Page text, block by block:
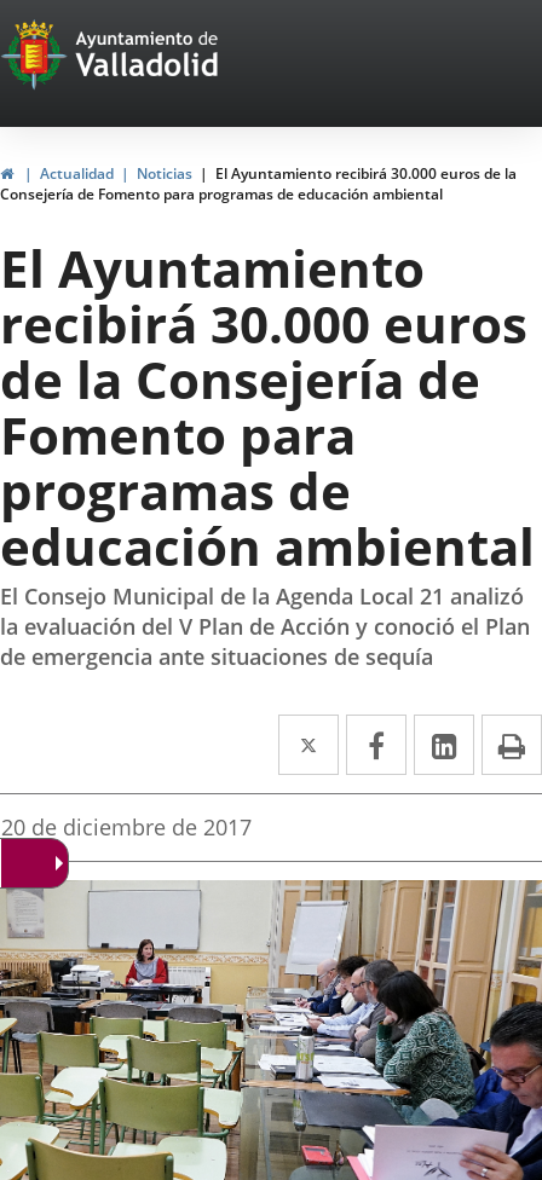
Portal
Web
del
Ayuntamiento
de
Valladolid
HomeActualidad Noticias
El Ayuntamiento recibirá 30.000 euros de la
Consejería de Fomento para programas de educación ambiental
El Ayuntamiento
recibirá 30.000 euros
de la Consejería de
Fomento para
programas de
educación ambiental
El Consejo Municipal de la Agenda Local 21 analizó
la evaluación del V Plan de Acción y conoció el Plan
de emergencia ante situaciones de sequía
Twitter
Enlace
a
aplicación
externa.
Facebook
Enlace
a
aplicación
externa.
Enlace
a
Fecha
de
noticia
20 de diciembre de 2017